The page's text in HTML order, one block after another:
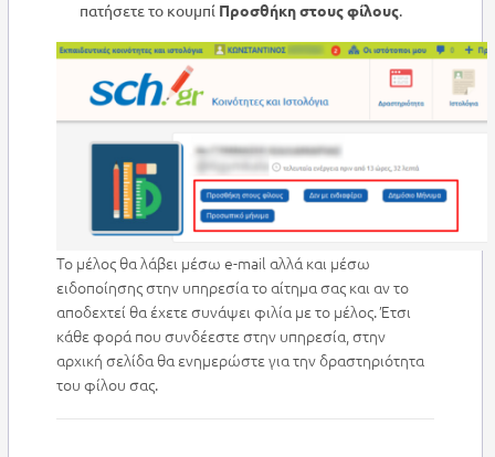
πατήσετε το κουμπί Προσθήκη στους φίλους.
Το μέλος θα λάβει μέσω e-mail αλλά και μέσω
ειδοποίησης στην υπηρεσία το αίτημα σας και αν το
αποδεχτεί θα έχετε συνάψει φιλία με το μέλος. Έτσι
κάθε φορά που συνδέεστε στην υπηρεσία, στην
αρχική σελίδα θα ενημερώστε για την δραστηριότητα
του φίλου σας.